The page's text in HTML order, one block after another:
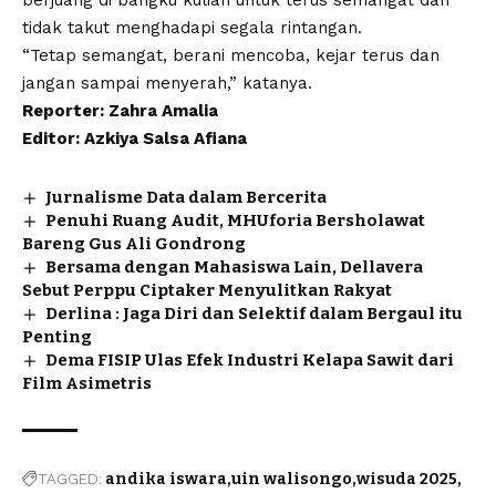
tidak takut menghadapi segala rintangan.
“Tetap semangat, berani mencoba, kejar terus dan
jangan sampai menyerah,” katanya.
Reporter: Zahra Amalia
Editor: Azkiya Salsa Afiana
Jurnalisme Data dalam Bercerita
Penuhi Ruang Audit, MHUforia Bersholawat
Bareng Gus Ali Gondrong
Bersama dengan Mahasiswa Lain, Dellavera
Sebut Perppu Ciptaker Menyulitkan Rakyat
Derlina : Jaga Diri dan Selektif dalam Bergaul itu
Penting
Dema FISIP Ulas Efek Industri Kelapa Sawit dari
Film Asimetris
TAGGED: andika iswara uin walisongo wisuda 2025